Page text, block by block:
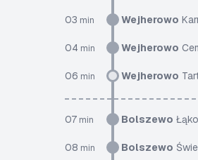
03 min Wejherowo
04 min Wejherowo
06 min Wejherowo
07 min Bolszewo
08 min Bolszewo